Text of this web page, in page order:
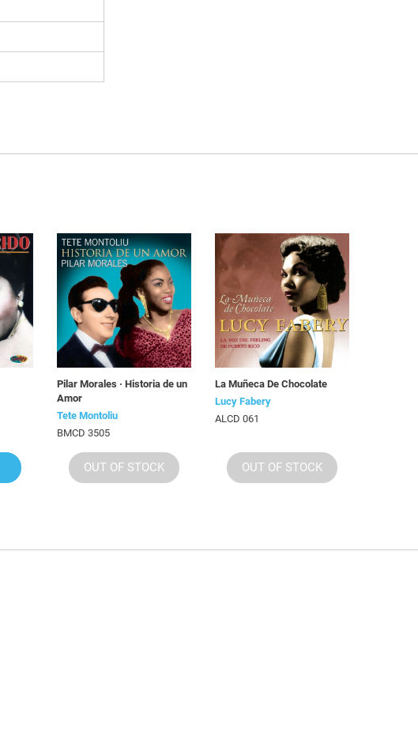
Pilar Morales · Historia de un
Amor
Tete Montoliu
BMCD 3505
OUT OF STOCK
La Muñeca De Chocolate
Lucy Fabery
ALCD 061
OUT OF STOCK